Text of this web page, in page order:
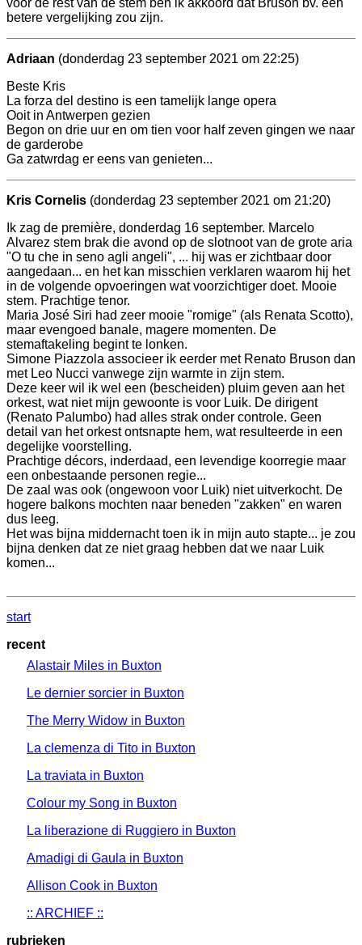
voor de rest van de stem ben ik akkoord dat Bruson bv. een
betere vergelijking zou zijn.
Adriaan (donderdag 23 september 2021 om 22:25)
Beste Kris
La forza del destino is een tamelijk lange opera
Ooit in Antwerpen gezien
Begon on drie uur en om tien voor half zeven gingen we naar
de garderobe
Ga zatwrdag er eens van genieten...
Kris Cornelis (donderdag 23 september 2021 om 21:20)
Ik zag de première, donderdag 16 september. Marcelo
Alvarez stem brak die avond op de slotnoot van de grote aria
"O tu che in seno agli angeli", ... hij was er zichtbaar door
aangedaan... en het kan misschien verklaren waarom hij het
in de volgende opvoeringen wat voorzichtiger doet. Mooie
stem. Prachtige tenor.
Maria José Siri had zeer mooie "romige" (als Renata Scotto),
maar evengoed banale, magere momenten. De
stemaftakeling begint te lonken.
Simone Piazzola associeer ik eerder met Renato Bruson dan
met Leo Nucci vanwege zijn warmte in zijn stem.
Deze keer wil ik wel een (bescheiden) pluim geven aan het
orkest, wat niet mijn gewoonte is voor Luik. De dirigent
(Renato Palumbo) had alles strak onder controle. Geen
detail van het orkest ontsnapte hem, wat resulteerde in een
degelijke voorstelling.
Prachtige décors, inderdaad, een levendige koorregie maar
een onbestaande personen regie...
De zaal was ook (ongewoon voor Luik) niet uitverkocht. De
hogere balkons mochten naar beneden "zakken" en waren
dus leeg.
Het was bijna middernacht toen ik in mijn auto stapte... je zou
bijna denken dat ze niet graag hebben dat we naar Luik
komen...
start
recent
Alastair Miles in Buxton
Le dernier sorcier in Buxton
The Merry Widow in Buxton
La clemenza di Tito in Buxton
La traviata in Buxton
Colour my Song in Buxton
La liberazione di Ruggiero in Buxton
Amadigi di Gaula in Buxton
Allison Cook in Buxton
:: ARCHIEF ::
rubrieken